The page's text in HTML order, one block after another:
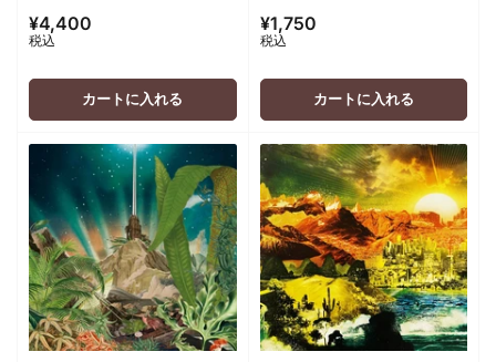
通
常
価
¥4,400
税込
カートに入れる
通
常
価
¥1,750
税込
カートに入れる